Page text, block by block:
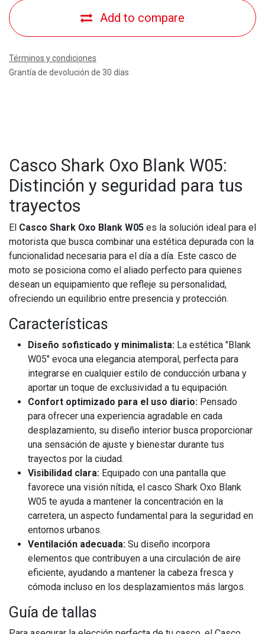
Add to compare
Términos y condiciones
Grantía de devolución de 30 días
Casco Shark Oxo Blank W05:
Distinción y seguridad para tus
trayectos
El Casco Shark Oxo Blank W05 es la solución ideal para el
motorista que busca combinar una estética depurada con la
funcionalidad necesaria para el día a día. Este casco de
moto se posiciona como el aliado perfecto para quienes
desean un equipamiento que refleje su personalidad,
ofreciendo un equilibrio entre presencia y protección.
Características
Diseño sofisticado y minimalista: La estética "Blank
W05" evoca una elegancia atemporal, perfecta para
integrarse en cualquier estilo de conducción urbana y
aportar un toque de exclusividad a tu equipación.
Confort optimizado para el uso diario: Pensado
para ofrecer una experiencia agradable en cada
desplazamiento, su diseño interior busca proporcionar
una sensación de ajuste y bienestar durante tus
trayectos por la ciudad.
Visibilidad clara: Equipado con una pantalla que
favorece una visión nítida, el casco Shark Oxo Blank
W05 te ayuda a mantener la concentración en la
carretera, un aspecto fundamental para la seguridad en
entornos urbanos.
Ventilación adecuada: Su diseño incorpora
elementos que contribuyen a una circulación de aire
eficiente, ayudando a mantener la cabeza fresca y
cómoda incluso en los desplazamientos más largos.
Guía de tallas